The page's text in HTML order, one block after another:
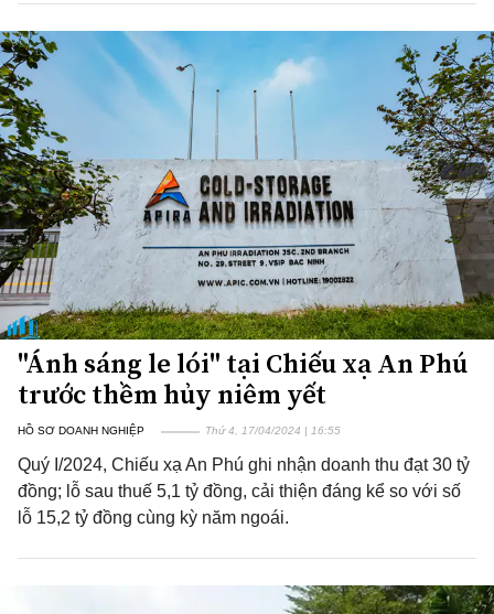
"Ánh sáng le lói" tại Chiếu xạ An Phú
trước thềm hủy niêm yết
HỒ SƠ DOANH NGHIỆP Thứ 4, 17/04/2024 | 16:55
Quý I/2024, Chiếu xạ An Phú ghi nhận doanh thu đạt 30 tỷ
đồng; lỗ sau thuế 5,1 tỷ đồng, cải thiện đáng kể so với số
lỗ 15,2 tỷ đồng cùng kỳ năm ngoái.